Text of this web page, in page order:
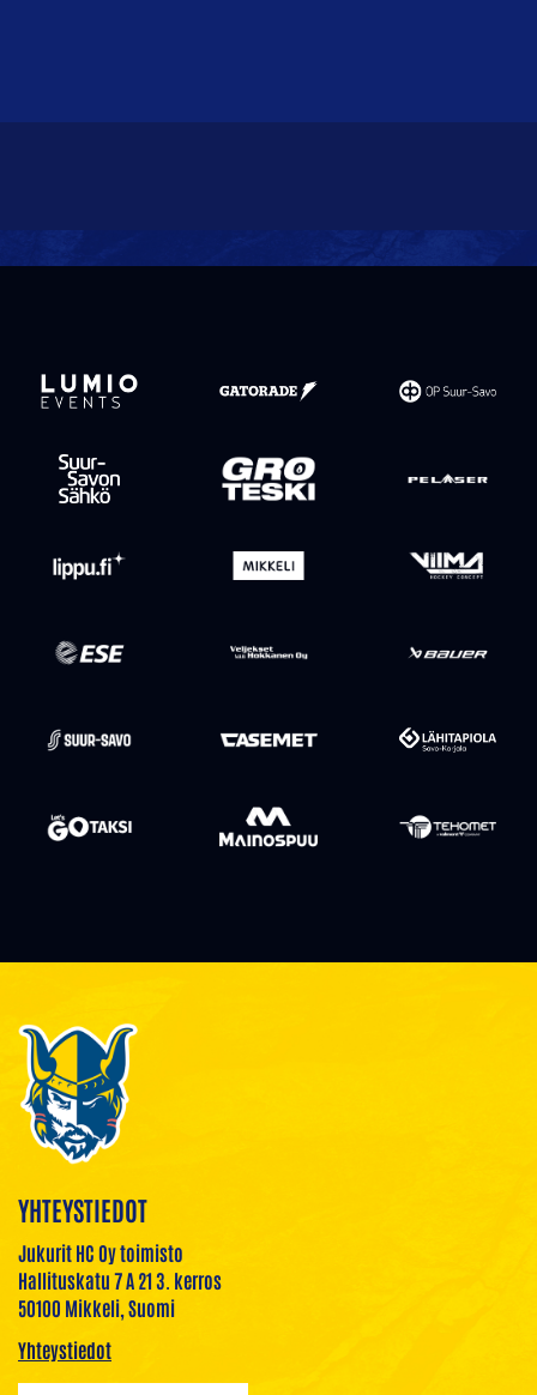
YHTEYSTIEDOT
Jukurit HC Oy toimisto
Hallituskatu 7 A 21 3. kerros
50100 Mikkeli, Suomi
Yhteystiedot